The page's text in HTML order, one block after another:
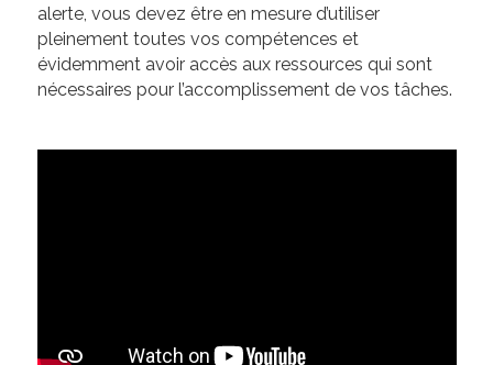
alerte, vous devez être en mesure d’utiliser
pleinement toutes vos compétences et
évidemment avoir accès aux ressources qui sont
nécessaires pour l’accomplissement de vos tâches.